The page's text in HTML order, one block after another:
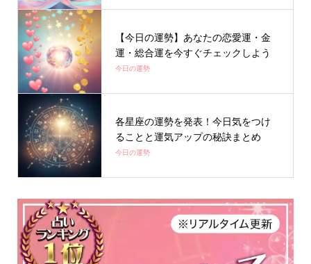
【今日の運勢】あなたの恋愛運・金
運・総合運を今すぐチェックしよう
今日の運勢
各星座の運勢を発表！今日気をつけ
ることと運気アップの秘訣まとめ
今日の運勢